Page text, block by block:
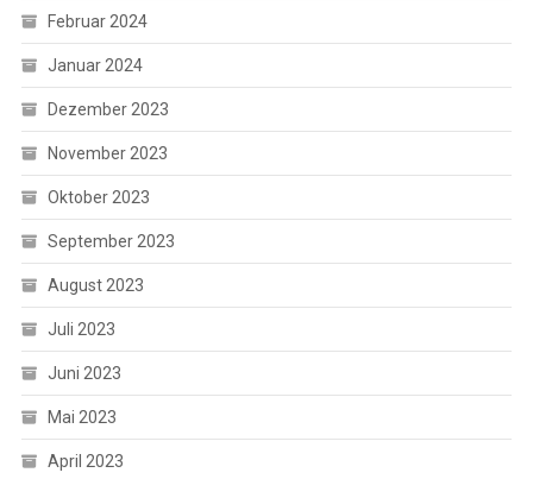
Februar 2024
Januar 2024
Dezember 2023
November 2023
Oktober 2023
September 2023
August 2023
Juli 2023
Juni 2023
Mai 2023
April 2023